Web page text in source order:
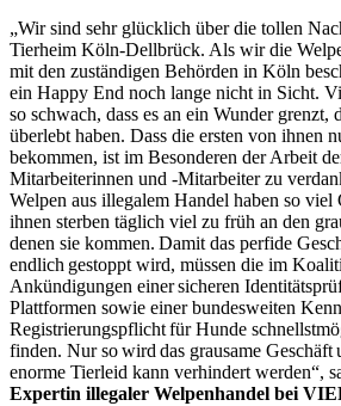
„Wir sind sehr glücklich über die tollen
Tierheim Köln-Dellbrück. Als wir die
mit den zuständigen Behörden in Köln
ein Happy End noch lange nicht in Sicht.
so schwach, dass es an ein Wunder grenzt,
überlebt haben. Dass die ersten von ihnen
bekommen, ist im Besonderen der Arbeit
Mitarbeiterinnen und -Mitarbeiter zu
Welpen aus illegalem Handel haben so
ihnen sterben täglich viel zu früh an den
denen sie kommen. Damit das perfide
endlich gestoppt wird, müssen die im
Ankündigungen einer sicheren
Plattformen sowie einer bundesweiten
Registrierungspflicht für Hunde
finden. Nur so wird das grausame Geschäft
enorme Tierleid kann verhindert werden“,
Expertin illegaler Welpenhandel bei